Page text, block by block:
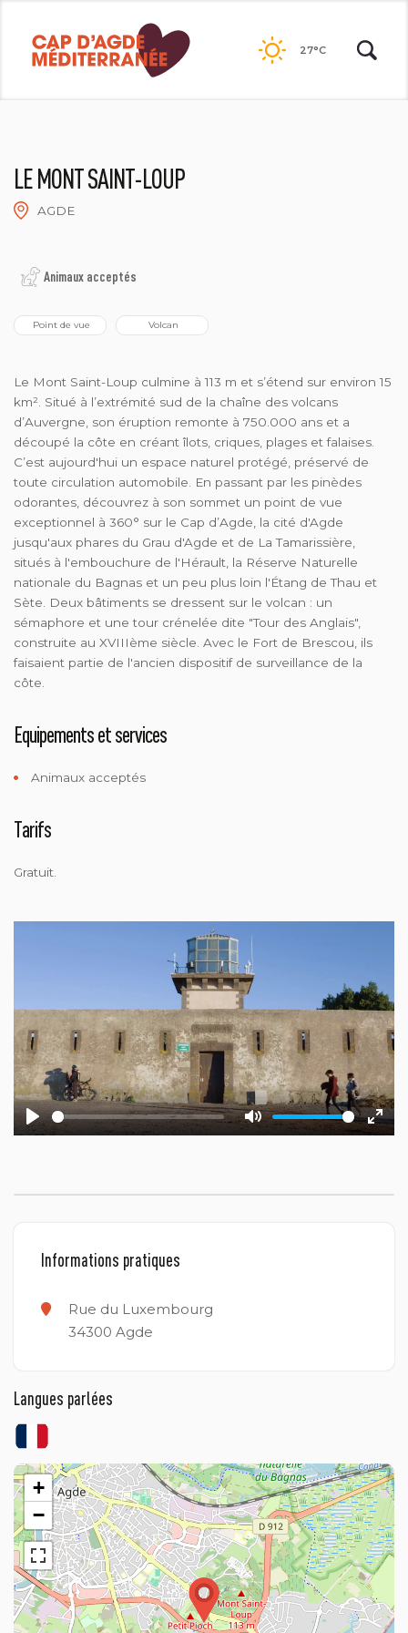
contenu
27°C
LE MONT SAINT-LOUP
AGDE
Animaux acceptés
Point de vue Volcan
Le Mont Saint-Loup culmine à 113 m et s’étend sur environ 15
km². Situé à l’extrémité sud de la chaîne des volcans
d’Auvergne, son éruption remonte à 750.000 ans et a
découpé la côte en créant îlots, criques, plages et falaises.
C’est aujourd'hui un espace naturel protégé, préservé de
toute circulation automobile. En passant par les pinèdes
odorantes, découvrez à son sommet un point de vue
exceptionnel à 360° sur le Cap d’Agde, la cité d'Agde
jusqu'aux phares du Grau d'Agde et de La Tamarissière,
situés à l'embouchure de l'Hérault, la Réserve Naturelle
nationale du Bagnas et un peu plus loin l'Étang de Thau et
Sète. Deux bâtiments se dressent sur le volcan : un
sémaphore et une tour crénelée dite "Tour des Anglais",
construite au XVIIIème siècle. Avec le Fort de Brescou, ils
faisaient partie de l'ancien dispositif de surveillance de la
côte.
Equipements et services
Animaux acceptés
Tarifs
Gratuit.
Play Mute
Enter
Informations pratiques
Rue du Luxembourg
34300 Agde
Langues parlées
+
−